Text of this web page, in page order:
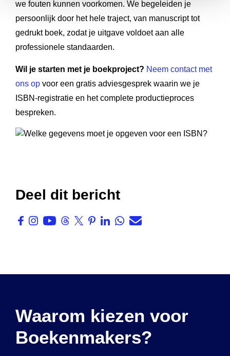
we fouten kunnen voorkomen. We begeleiden je
persoonlijk door het hele traject, van manuscript tot
gedrukt boek, zodat je uitgave voldoet aan alle
professionele standaarden.
Wil je starten met je boekproject? Neem contact met
ons op voor een gratis adviesgesprek waarin we je
ISBN-registratie en het complete productieproces
bespreken.
Deel dit bericht
Waarom kiezen voor
Boekenmakers?